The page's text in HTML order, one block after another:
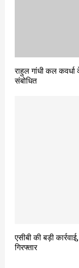
राहुल गांधी कल
संबोधित
एसीबी की बड़ी
गिरफ्तार